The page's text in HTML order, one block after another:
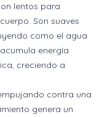
lentos para
Son suaves
como el agua
energía
creciendo a
contra una
genera un